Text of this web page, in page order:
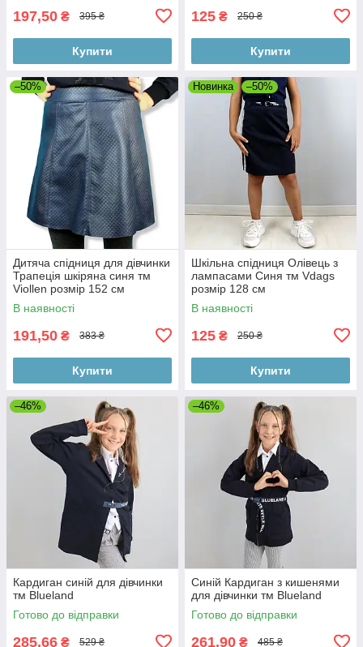
197,50 ₴ 395 ₴
Купити
125 ₴ 250 ₴
Купити
–50%
Дитяча спідниця для дівчинки
Трапеція шкіряна синя тм
Viollen розмір 152 см
В наявності
191,50 ₴ 383 ₴
Купити
Новинка –50%
Шкільна спідниця Олівець з
лампасами Синя тм Vdags
розмір 128 см
В наявності
125 ₴ 250 ₴
Купити
–46%
Кардиган синій для дівчинки
тм Blueland
Готово до відправки
285,66 ₴ 529 ₴
–46%
Синій Кардиган з кишенями
для дівчинки тм Blueland
Готово до відправки
261,90 ₴ 485 ₴